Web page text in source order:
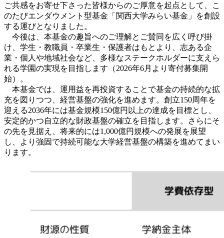
ご共感をお寄せ下さった皆様からのご厚意を起点として、こ
のたびエンダウメント型基金「関西大学みらい基金」を創設
する運びとなりました。
今後は、本基金の趣旨へのご理解とご賛同を広く呼び掛
け、学生・教職員・卒業生・保護者はもとより、志ある企
業・個人や地域社会など、多様なステークホルダーに支えら
れる学園の実現を目指します（2026年6月より寄付募集開
始）。
本基金では、運用益を再投資することで基金の持続的な拡
充を図りつつ、経営基盤の強化を進めます。創立150周年を
迎える2036年には基金規模150億円以上の達成を目標とし、
安定的かつ自立的な財政基盤の確立を目指します。さらにそ
の先を見据え、将来的には1,000億円規模への発展を展望
し、より強固で持続可能な大学経営基盤の構築を進めてまい
ります。